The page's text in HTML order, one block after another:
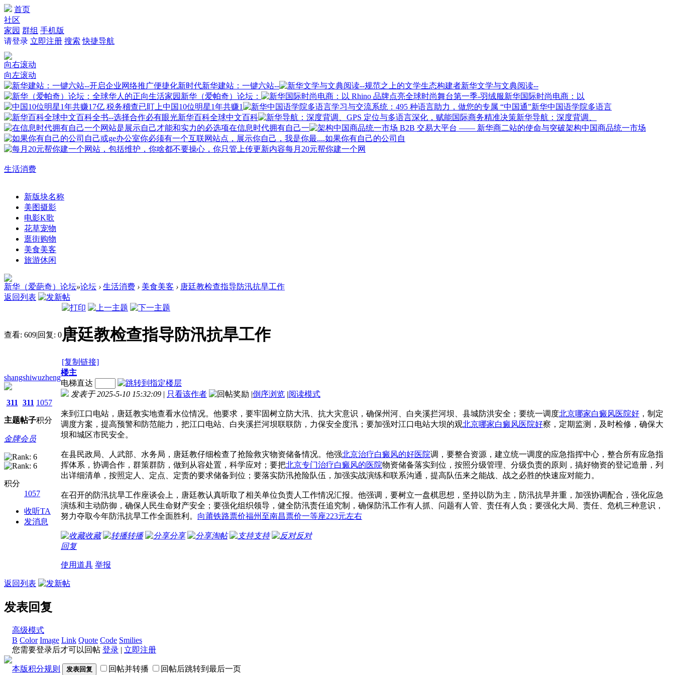
首页
社区
家园 群组 手机版
请登录 立即注册 搜索 快捷导航
向右滚动
向左滚动
新华建站：一键六站--
新华文学与文典阅读--
新华（爱帕奇）论坛：
新华国际时尚电商：以
中国10位明星1年共赚1
新华中国语学院多语言
新华百科全球中文百科
新华导航：深度背调、
在信息时代拥有自己一
架构中国商品统一市场
如果你有自己的公司自
每月20元帮你建一个网
生活消费
新版块名称
美图摄影
电影K歌
花草宠物
逛街购物
美食美客
旅游休闲
新华（爱葩奇）论坛»论坛 › 生活消费 › 美食美客 › 唐廷教检查指导防汛抗旱工作
返回列表
查看: 609|回复: 0唐廷教检查指导防汛抗旱工作
[复制链接]
shangshiwuzheng
311
主题
311
帖子
1057
积分
金牌会员
积分
1057
收听TA
发消息
楼主
电梯直达
发表于 2025-5-10 15:32:09 | 只看该作者 |倒序浏览 |阅读模式
来到江口电站，唐廷教实地查看水位情况。他要求，要牢固树立防大汛、抗大灾意识，确保州河、白夹溪拦河坝、县城防洪安全；要统一调度北京哪家白癜风医院好 ，制定
调度方案，提高预警和防范能力，把江口电站、白夹溪拦河坝联联防，力保安全度汛；要加强对江口电站大坝的观北京哪家白癜风医院好察，定期监测，及时检修，确保大
坝和城区市民安全。
在县民政局、人武部、水务局，唐廷教仔细检查了抢险救灾物资储备情况。他强北京治疗白癜风的好医院调，要整合资源，建立统一调度的应急指挥中心，整合所有应急指
挥体系，协调合作，群策群防，做到从容处置，科学应对；要把北京专门治疗白癜风的医院物资储备落实到位，按照分级管理、分级负责的原则，搞好物资的登记造册，列
出详细清单，按照定人、定点、定责的要求储备到位；要落实防汛抢险队伍，加强实战演练和联系沟通，提高队伍来之能战、战之必胜的快速应对能力。
在召开的防汛抗旱工作座谈会上，唐廷教认真听取了相关单位负责人工作情况汇报。他强调，要树立一盘棋思想，坚持以防为主，防汛抗旱并重，加强协调配合，强化应急
演练和主动防御，确保人民生命财产安全；要强化组织领导，健全防汛责任追究制，确保防汛工作有人抓、问题有人管、责任有人负；要强化大局、责任、危机三种意识，
努力夺取今年防汛抗旱工作全面胜利。 向莆铁路票价福州至南昌票价一等座223元左右
收藏 转播 分享 淘帖 支持
反对
回复
使用道具 举报
返回列表
发表回复
高级模式
B Color Image Link Quote Code Smilies
您需要登录后才可以回帖 登录 | 立即注册
本版积分规则 发表回复 回帖并转播 回帖后跳转到最后一页